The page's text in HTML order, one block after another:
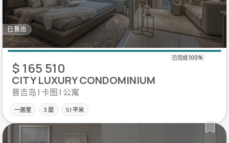
已售出
$ 165 510
CITY LUXURY CONDOMINIUM
普吉岛 | 卡图 | 公寓
一居室 3 层 51 平米